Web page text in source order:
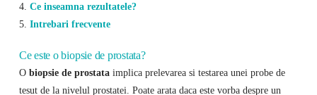
4. Ce inseamna rezultatele?
5. Intrebari frecvente
Ce este o biopsie de prostata?
O biopsie de prostataimplica prelevarea si testarea unei probe de
tesut de la nivelul prostatei. Poate arata daca este vorba despre un